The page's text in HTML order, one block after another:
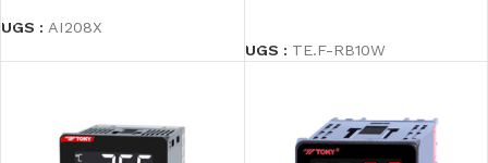
UGS : AI208X
UGS : TE.F-RB10W